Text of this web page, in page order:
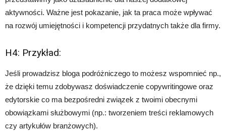
aktywności. Ważne jest pokazanie, jak ta praca może wpływać
na rozwój umiejętności i kompetencji przydatnych także dla firmy.
H4: Przykład:
Jeśli prowadzisz bloga podróżniczego to możesz wspomnieć np.,
że dzięki temu zdobywasz doświadczenie copywritingowe oraz
edytorskie co ma bezpośredni związek z twoimi obecnymi
obowiązkami służbowymi (np.: tworzeniem treści reklamowych
czy artykułów branżowych).